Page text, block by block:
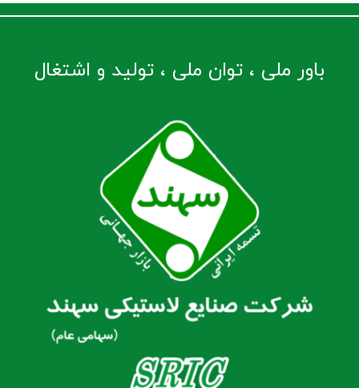
باور ملی ، توان ملی ، تولید و اشتغال